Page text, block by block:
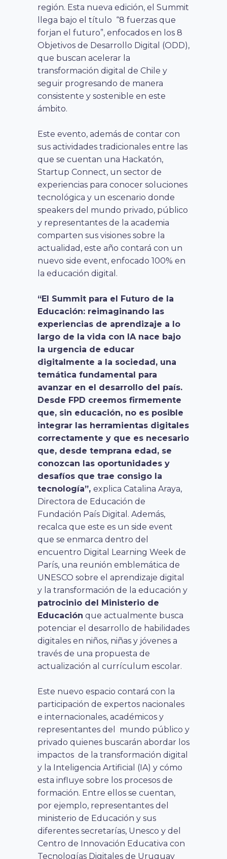
región. Esta nueva edición, el Summit
llega bajo el título “8 fuerzas que
forjan el futuro”, enfocados en los 8
Objetivos de Desarrollo Digital (ODD),
que buscan acelerar la
transformación digital de Chile y
seguir progresando de manera
consistente y sostenible en este
ámbito.
Este evento, además de contar con
sus actividades tradicionales entre las
que se cuentan una Hackatón,
Startup Connect, un sector de
experiencias para conocer soluciones
tecnológica y un escenario donde
speakers del mundo privado, público
y representantes de la academia
comparten sus visiones sobre la
actualidad, este año contará con un
nuevo side event, enfocado 100% en
la educación digital.
“El Summit para el Futuro de la
Educación: reimaginando las
experiencias de aprendizaje a lo
largo de la vida con IA nace bajo
la urgencia de educar
digitalmente a la sociedad, una
temática fundamental para
avanzar en el desarrollo del país.
Desde FPD creemos firmemente
que, sin educación, no es posible
integrar las herramientas digitales
correctamente y que es necesario
que, desde temprana edad, se
conozcan las oportunidades y
desafíos que trae consigo la
tecnología”, explica Catalina Araya,
Directora de Educación de
Fundación País Digital. Además,
recalca que este es un side event
que se enmarca dentro del
encuentro Digital Learning Week de
París, una reunión emblemática de
UNESCO sobre el aprendizaje digital
y la transformación de la educación y
patrocinio del Ministerio de
Educación que actualmente busca
potenciar el desarrollo de habilidades
digitales en niños, niñas y jóvenes a
través de una propuesta de
actualización al currículum escolar.
Este nuevo espacio contará con la
participación de expertos nacionales
e internacionales, académicos y
representantes del mundo público y
privado quienes buscarán abordar los
impactos de la transformación digital
y la Inteligencia Artificial (IA) y cómo
esta influye sobre los procesos de
formación. Entre ellos se cuentan,
por ejemplo, representantes del
ministerio de Educación y sus
diferentes secretarías, Unesco y del
Centro de Innovación Educativa con
Tecnologías Digitales de Uruguay